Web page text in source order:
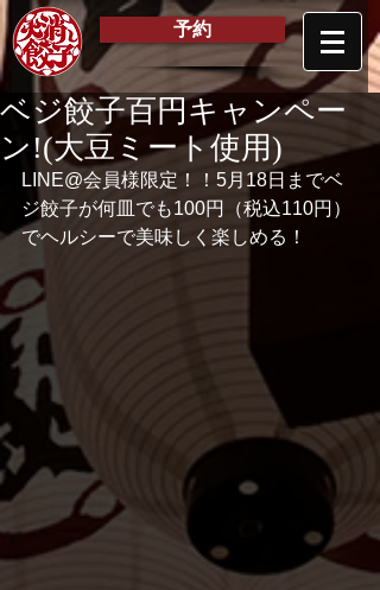
予約
ベジ餃子百円キャンペー
ン!(大豆ミート使用)
LINE@会員様限定！！5月18日までベ
ジ餃子が何皿でも100円（税込110円）
でヘルシーで美味しく楽しめる！